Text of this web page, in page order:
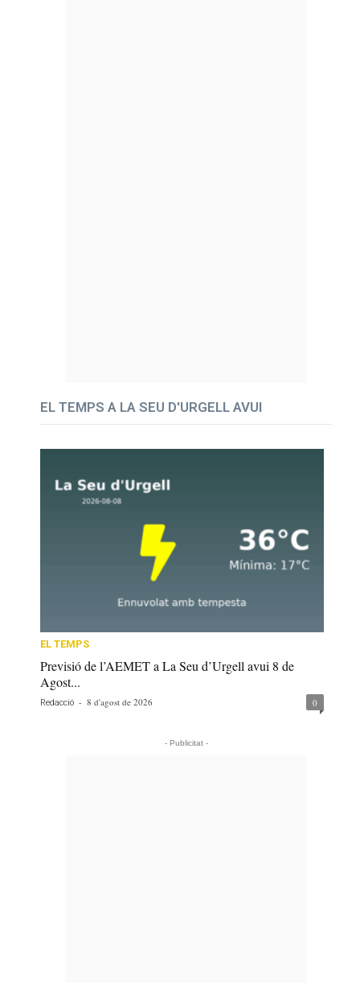
EL TEMPS A LA SEU D'URGELL AVUI
EL TEMPS
Previsió de l’AEMET a La Seu d’Urgell avui 8 de
Agost...
Redacció - 8 d'agost de 2026 0
- Publicitat -